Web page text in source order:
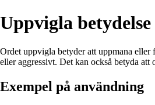
Uppvigla betydelse
Ordet uppvigla betyder att uppmana eller
eller aggressivt. Det kan också betyda att
Exempel på användning